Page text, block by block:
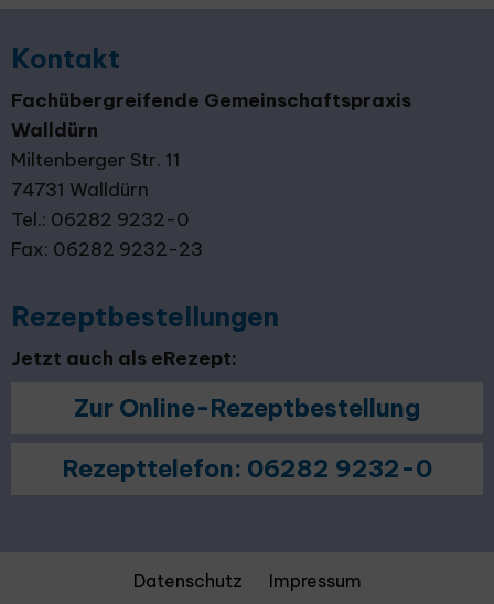
Kontakt
Fachübergreifende Gemeinschaftspraxis
Walldürn
Miltenberger Str. 11
74731 Walldürn
Tel.: 06282 9232-0
Fax: 06282 9232-23
Rezeptbestellungen
Jetzt auch als eRezept:
Zur Online-Rezeptbestellung
Rezepttelefon: 06282 9232-0
Datenschutz Impressum